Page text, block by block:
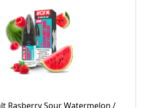
Rasberry Sour Watermelon /